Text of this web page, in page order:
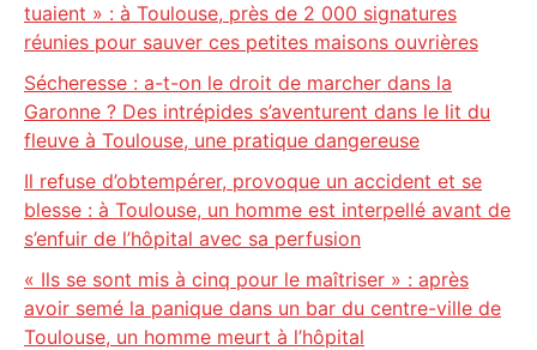
tuaient » : à Toulouse, près de 2 000 signatures
réunies pour sauver ces petites maisons ouvrières
Sécheresse : a-t-on le droit de marcher dans la
Garonne ? Des intrépides s’aventurent dans le lit du
fleuve à Toulouse, une pratique dangereuse
Il refuse d’obtempérer, provoque un accident et se
blesse : à Toulouse, un homme est interpellé avant de
s’enfuir de l’hôpital avec sa perfusion
« Ils se sont mis à cinq pour le maîtriser » : après
avoir semé la panique dans un bar du centre-ville de
Toulouse, un homme meurt à l’hôpital